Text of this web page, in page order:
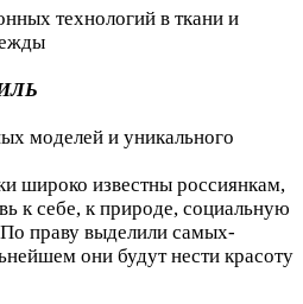
технологий в ткани и
моделей и уникального
широко известны россиянкам,
к себе, к природе, социальную
По праву выделили самых-
они будут нести красоту